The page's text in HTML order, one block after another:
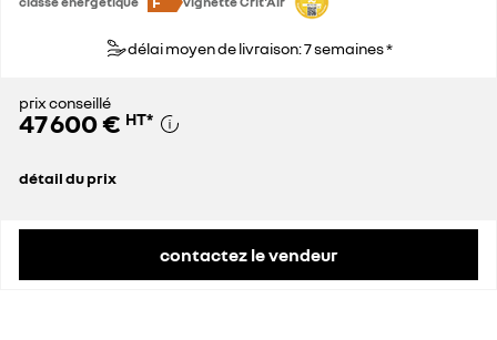
délai moyen de livraison: 7 semaines *
prix conseillé
47 600 € HT*
détail du prix
contactez le vendeur